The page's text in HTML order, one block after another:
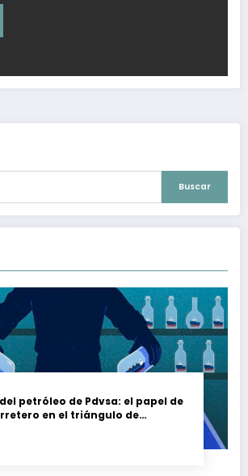
Buscar
petróleo de Pdvsa: el papel de
en el triángulo de